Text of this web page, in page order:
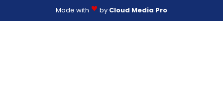
Made with by Cloud Media Pro